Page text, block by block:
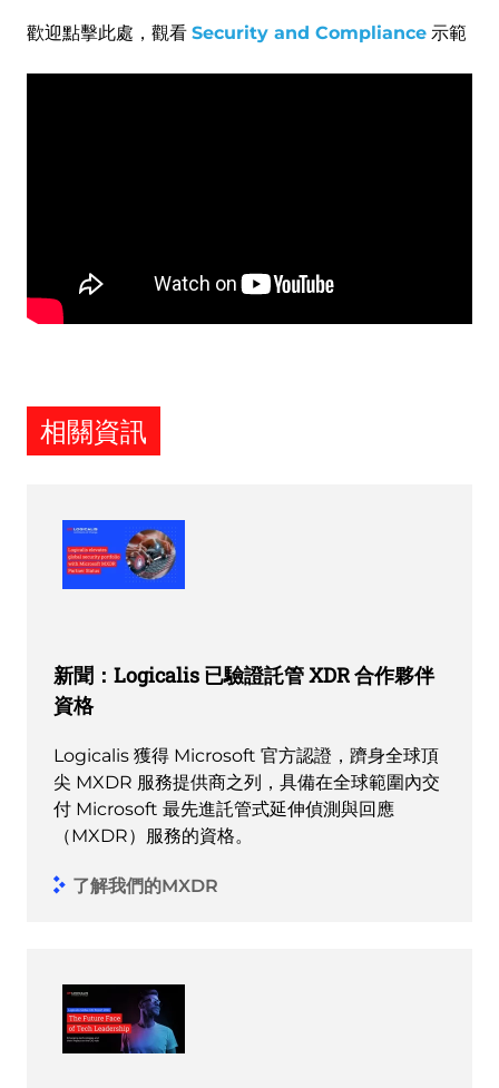
歡迎點擊此處，觀看 Security and Compliance 示範
相關資訊
新聞：Logicalis 已驗證託管 XDR 合作夥伴
資格
Logicalis 獲得 Microsoft 官方認證，躋身全球頂
尖 MXDR 服務提供商之列，具備在全球範圍內交
付 Microsoft 最先進託管式延伸偵測與回應
（MXDR）服務的資格。
了解我們的MXDR